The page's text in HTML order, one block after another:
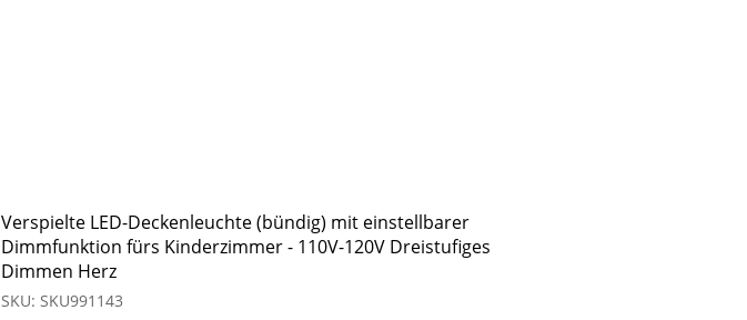
Verspielte LED-Deckenleuchte (bündig) mit einstellbarer
Dimmfunktion fürs Kinderzimmer - 110V-120V Dreistufiges
Dimmen Herz
SKU: SKU991143